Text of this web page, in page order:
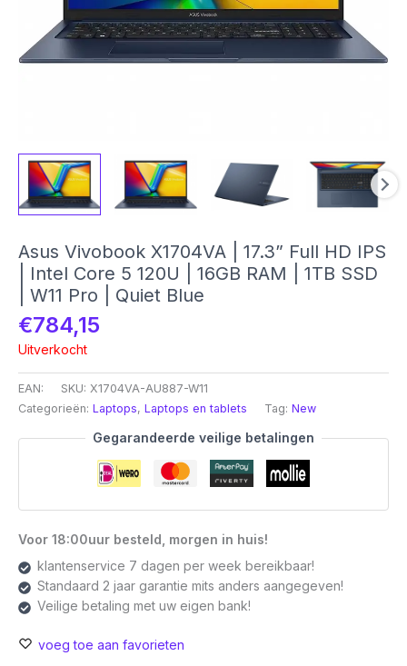
Asus Vivobook X1704VA | 17.3” Full HD IPS
| Intel Core 5 120U | 16GB RAM | 1TB SSD
| W11 Pro | Quiet Blue
€784,15
Uitverkocht
EAN: SKU: X1704VA-AU887-W11
Categorieën: Laptops, Laptops en tablets Tag: New
Gegarandeerde veilige betalingen
Voor 18:00uur besteld, morgen in huis!
klantenservice 7 dagen per week bereikbaar!
Standaard 2 jaar garantie mits anders aangegeven!
Veilige betaling met uw eigen bank!
voeg toe aan favorieten